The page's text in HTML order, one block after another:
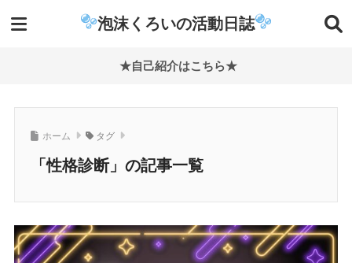
泡沫くろいの活動日誌
★自己紹介はこちら★
ホーム タグ
「性格診断」の記事一覧